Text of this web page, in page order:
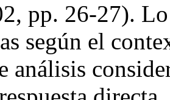
pp. 26-27).
según el
análisis